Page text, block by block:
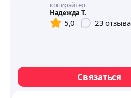
копирайтер
Надежда Т.
5,0 23 отзыва
Связаться